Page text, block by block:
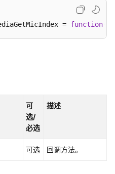
= function
可
选/
必选
描述
可选 回调方法。